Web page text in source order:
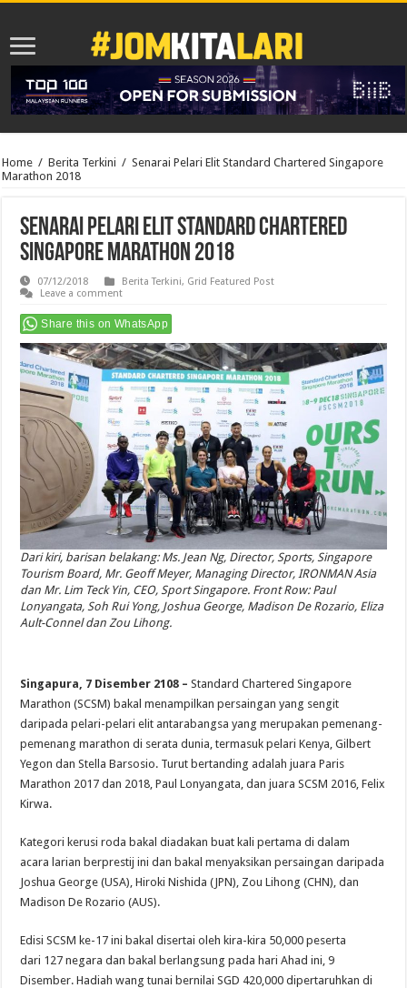
Home / Berita Terkini / Senarai Pelari Elit Standard Chartered Singapore
Marathon 2018
Senarai Pelari Elit Standard Chartered
Singapore Marathon 2018
07/12/2018 Berita Terkini, Grid Featured Post
Leave a comment
Share this on WhatsApp
Dari kiri, barisan belakang: Ms. Jean Ng, Director, Sports, Singapore
Tourism Board, Mr. Geoff Meyer, Managing Director, IRONMAN Asia
dan Mr. Lim Teck Yin, CEO, Sport Singapore. Front Row: Paul
Lonyangata, Soh Rui Yong, Joshua George, Madison De Rozario, Eliza
Ault-Connel dan Zou Lihong.
Singapura, 7 Disember 2108 – Standard Chartered Singapore
Marathon (SCSM) bakal menampilkan persaingan yang sengit
daripada pelari-pelari elit antarabangsa yang merupakan pemenang-
pemenang marathon di serata dunia, termasuk pelari Kenya, Gilbert
Yegon dan Stella Barsosio. Turut bertanding adalah juara Paris
Marathon 2017 dan 2018, Paul Lonyangata, dan juara SCSM 2016, Felix
Kirwa.
Kategori kerusi roda bakal diadakan buat kali pertama di dalam
acara larian berprestij ini dan bakal menyaksikan persaingan daripada
Joshua George (USA), Hiroki Nishida (JPN), Zou Lihong (CHN), dan
Madison De Rozario (AUS).
Edisi SCSM ke-17 ini bakal disertai oleh kira-kira 50,000 peserta
dari 127 negara dan bakal berlangsung pada hari Ahad ini, 9
Disember. Hadiah wang tunai bernilai SGD 420,000 dipertaruhkan di